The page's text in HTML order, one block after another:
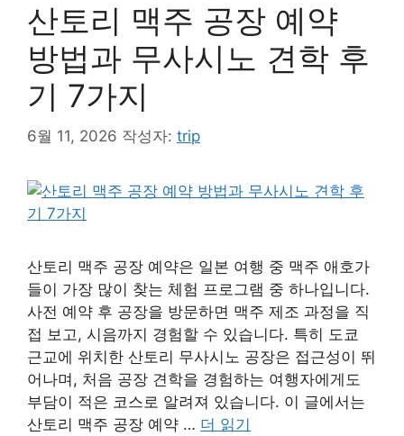
산토리 맥주 공장 예약
방법과 무사시노 견학 후
기 7가지
6월 11, 2026 작성자: trip
산토리 맥주 공장 예약은 일본 여행 중 맥주 애호가
들이 가장 많이 찾는 체험 프로그램 중 하나입니다.
사전 예약 후 공장을 방문하면 맥주 제조 과정을 직
접 보고, 시음까지 경험할 수 있습니다. 특히 도쿄
근교에 위치한 산토리 무사시노 공장은 접근성이 뛰
어나며, 처음 공장 견학을 경험하는 여행자에게도
부담이 적은 코스로 알려져 있습니다. 이 글에서는
산토리 맥주 공장 예약 … 더 읽기